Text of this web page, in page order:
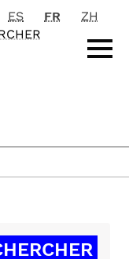
ES FR
ZH